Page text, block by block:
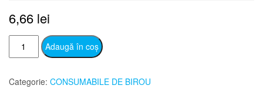
6,66 lei
Cantitate
NOTES
250FILE
Adaugă în coș
Categorie: CONSUMABILE DE BIROU